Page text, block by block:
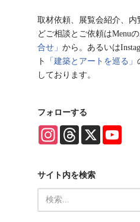
取材依頼、展覧会紹介、内
どご相談とご依頼はMenuの
合せ」 から。あるいは
ト
「建築とアートを巡る」
しております。
フォローする
I
g
r
a
m
T
d
s
X
Y
e
サイト内を検索